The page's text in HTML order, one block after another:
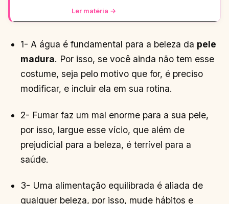
Tudo testado e aprova
Ler matéria →
1- A água é fundamental para a beleza da pele
madura. Por isso, se você ainda não tem esse
costume, seja pelo motivo que for, é preciso
modificar, e incluir ela em sua rotina.
2- Fumar faz um mal enorme para a sua pele,
por isso, largue esse vício, que além de
prejudicial para a beleza, é terrível para a
saúde.
3- Uma alimentação equilibrada é aliada de
qualquer beleza, por isso, mude hábitos e